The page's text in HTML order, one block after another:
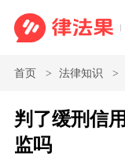
首页 法律知识
判了缓刑信
监吗